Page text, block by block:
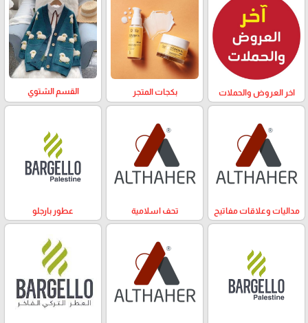
اخر العروض والحملات بكجات المتجر القسم الشتوي
مداليات وعلاقات مفاتيح تحف اسلامية عطور بارجلو